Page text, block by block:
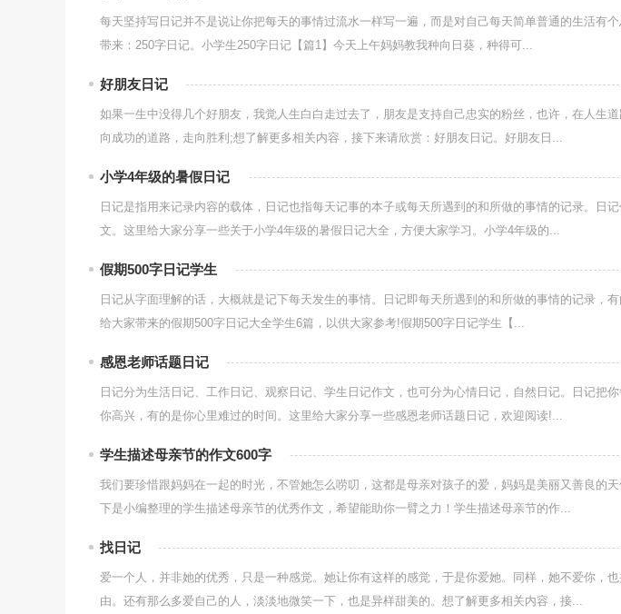
每天坚持写日记并不是说让你把每天的事情过流水一样写一遍，而是对自己每天简单普通的生活有
带来：250字日记。小学生250字日记【篇1】今天上午妈妈教我种向日葵，种得可...
好朋友日记
如果一生中没得几个好朋友，我觉人生白白走过去了，朋友是支持自己忠实的粉丝，也许，在人生
向成功的道路，走向胜利;想了解更多相关内容，接下来请欣赏：好朋友日记。好朋友日...
小学4年级的暑假日记
日记是指用来记录内容的载体，日记也指每天记事的本子或每天所遇到的和所做的事情的记录。日
文。这里给大家分享一些关于小学4年级的暑假日记大全，方便大家学习。小学4年级的...
假期500字日记学生
日记从字面理解的话，大概就是记下每天发生的事情。日记即每天所遇到的和所做的事情的记录，
给大家带来的假期500字日记大全学生6篇，以供大家参考!假期500字日记学生【...
感恩老师话题日记
日记分为生活日记、工作日记、观察日记、学生日记作文，也可分为心情日记，自然日记。日记把
你高兴，有的是你心里难过的时间。这里给大家分享一些感恩老师话题日记，欢迎阅读!...
学生描述母亲节的作文600字
我们要珍惜跟妈妈在一起的时光，不管她怎么唠叨，这都是母亲对孩子的爱，妈妈是美丽又善良的
下是小编整理的学生描述母亲节的优秀作文，希望能助你一臂之力！学生描述母亲节的作...
找日记
爱一个人，并非她的优秀，只是一种感觉。她让你有这样的感觉，于是你爱她。同样，她不爱你，
由。还有那么多爱自己的人，淡淡地微笑一下，也是异样甜美的。想了解更多相关内容，接...